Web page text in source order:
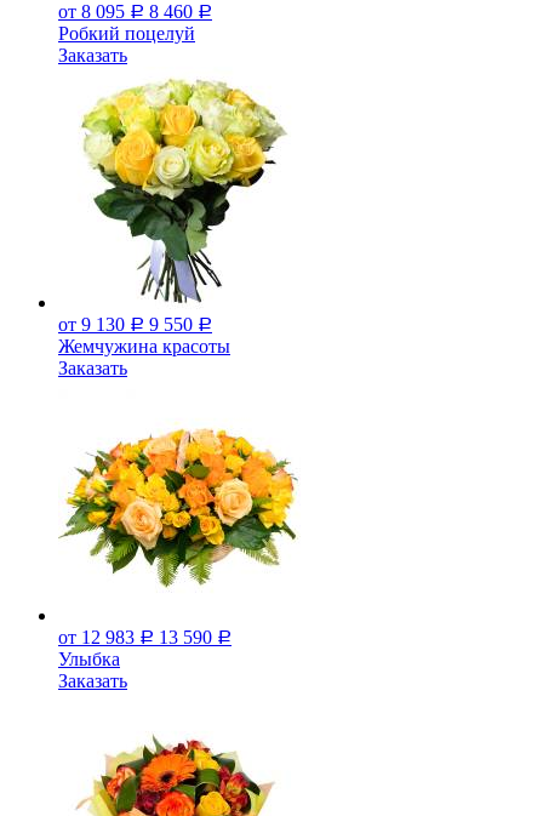
от 8 095 Р 8 460 Р
Робкий поцелуй
Заказать
от 9 130 Р 9 550 Р
Жемчужина красоты
Заказать
от 12 983 Р 13 590 Р
Улыбка
Заказать